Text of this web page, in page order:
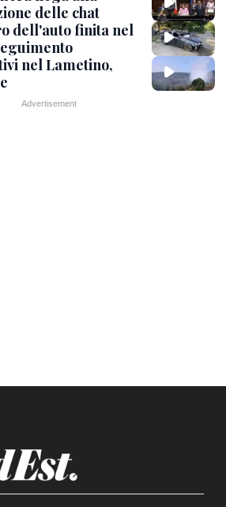
delle chat
dell'auto finita nel
nel Lametino,